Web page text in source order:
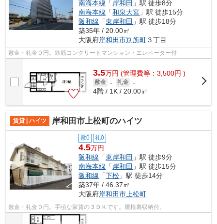
南海本線 「 岸和田 」駅 徒歩8分
南海本線 「和泉大宮 」駅 徒歩15分
阪和線 「東岸和田 」駅 徒歩18分
築35年 / 20.00㎡
大阪府岸和田市別所町３丁目
敷金・礼金０円。鉄筋コンクリートマンション・エレベーター付
3.5万円 (管理費等：3,500円 )
敷金 - 礼金 -
4階 / 1K / 20.00㎡
賃貸 | ハイツ 岸和田市上松町のハイツ
敷0 礼0
4.5万円
阪和線 「東岸和田 」駅 徒歩9分
南海本線 「 岸和田 」駅 徒歩15分
阪和線 「下松 」駅 徒歩14分
築37年 / 46.37㎡
大阪府岸和田市 上松町
敷金・礼金０円。手頃な家賃の３ＤＫです。屋根裏収納付。